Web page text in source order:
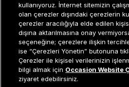
Sepete Ekle
Müşteri İlişkileri0 850 800 01 20
Occasion bir EREN PERAKENDE
kullanıyoruz. İnternet sitemizin
olan çerezler dışındaki çerezlerin
çerezler aracılığıyla elde edilen
dışına aktarılmasına onay
seçeneğine; çerezlere ilişkin
ise “Çerezleri Yönetin” butonuna
Çerezler ile kişisel verilerinizin
bilgi almak için Occasion Website
ziyaret edebilirsiniz.